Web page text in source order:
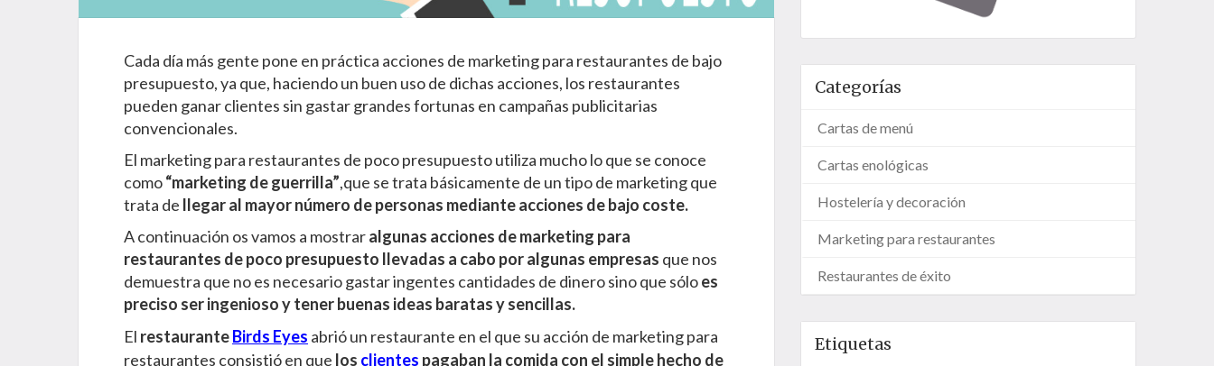
Cada día más gente pone en práctica acciones de marketing para restaurantes de bajo
presupuesto, ya que, haciendo un buen uso de dichas acciones, los restaurantes
pueden ganar clientes sin gastar grandes fortunas en campañas publicitarias
convencionales.
El marketing para restaurantes de poco presupuesto utiliza mucho lo que se conoce
como“marketing de guerrilla”,que se trata básicamente de un tipo de marketing que
trata de llegar al mayor número de personas mediante acciones de bajo coste.
A continuación os vamos a mostraralgunas acciones de marketing para
restaurantes de poco presupuesto llevadas a cabo por algunas empresas que nos
demuestra que no es necesario gastar ingentes cantidades de dinero sino que sóloes
preciso ser ingenioso y tener buenas ideas baratas y sencillas.
El restauranteBirds Eyes abrió un restaurante en el que su acción de marketing para
restaurantes consistió en que los clientes pagaban la comida con el simple hecho de
Categorías
Cartas de menú
Cartas enológicas
Hostelería y decoración
Marketing para restaurantes
Restaurantes de éxito
Etiquetas